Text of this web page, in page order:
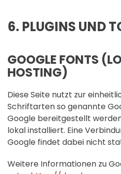
6. PLUGINS UND
GOOGLE FONTS
HOSTING)
Diese Seite nutzt zur
Schriftarten so genannte
Google bereitgestellt
lokal installiert. Eine
Google findet dabei nicht
Weitere Informationen zu